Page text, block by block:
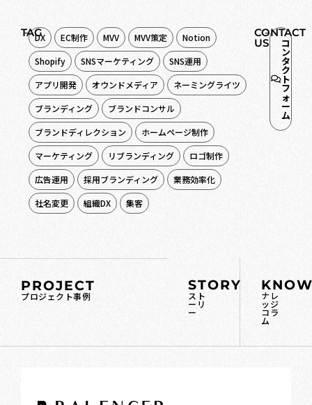
TAG
DX EC制作 MVV MVV策定
Notion
Shopify
SNSマーケティング
SNS運用
アプリ開発
オウンドメディア
ネーミングライツ
ブランディング
ブランドコンサル
ブランドディレクション
ホームページ制作
マーケティング
リブランディング
ロゴ制作
広告運用
採用ブランディング
業務効率化
社名変更
組織DX 集客
CONTACT
US コ
ン
タ
ク
ト
フ
ォ
ー
ム
PROJECT
プロジェクト事例
STORY
スト
ーリ
ー
ナレ
ッジ
コラ
ム